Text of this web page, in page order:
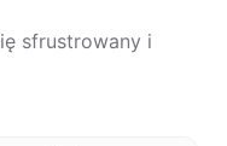
sfrustrowany i